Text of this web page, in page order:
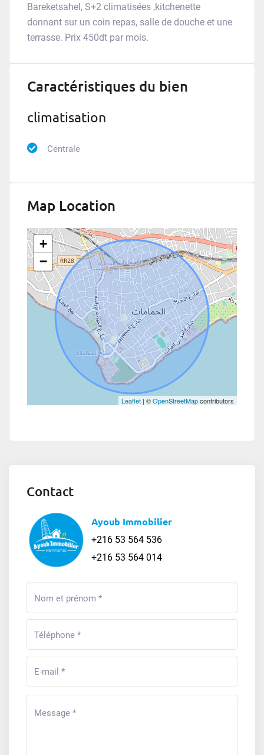
Bareketsahel, S+2 climatisées ,kitchenette
donnant sur un coin repas, salle de douche et une
terrasse. Prix 450dt par mois.
Caractéristiques du bien
climatisation
Centrale
Map Location
+
−
Leaflet | ©OpenStreetMapcontributors
Contact
Ayoub Immobilier
+216 53 564 536
+216 53 564 014